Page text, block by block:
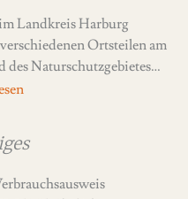
eingedeckt wurde. Das
Mauerwerk errichtet,
und dient aktuell als
m2 Nutzfläche. Unter
wurde (ist nicht in der
Landkreis Harburg
Ortsteilen am
Naturschutzgebietes
ist gleichzeitig
Ortsteile der Gemeinde
Weihe. Laut Stand im